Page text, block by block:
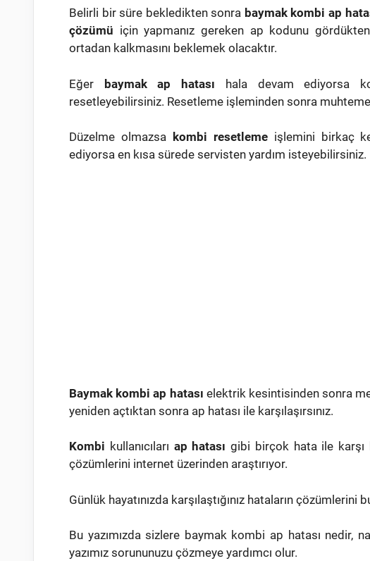
Belirli bir süre bekledikten sonra baymak kombi ap
çözümü için yapmanız gereken ap kodunu
ortadan kalkmasını beklemek olacaktır.
Eğer baymak ap hatası hala devam ediyorsa
resetleyebilirsiniz. Resetleme işleminden sonra
Düzelme olmazsa kombi resetlemeişlemini birkaç
ediyorsa en kısa sürede servisten yardım isteyebilirsiniz.
Baymak kombi ap hatası elektrik kesintisinden sonra
yeniden açtıktan sonra ap hatası ile karşılaşırsınız.
Kombi kullanıcıları ap hatası gibi birçok hata ile karşı
çözümlerini internet üzerinden araştırıyor.
Günlük hayatınızda karşılaştığınız hataların
Bu yazımızda sizlere baymak kombi ap hatası nedir,
yazımız sorununuzu çözmeye yardımcı olur.